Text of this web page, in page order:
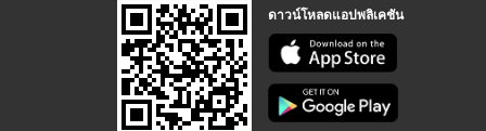
ดาวน์โหลดแอปพลิเคชัน